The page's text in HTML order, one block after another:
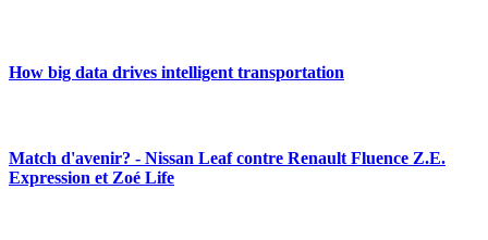
How big data drives intelligent transportation
Match d'avenir? - Nissan Leaf contre Renault Fluence Z.E.
Expression et Zoé Life